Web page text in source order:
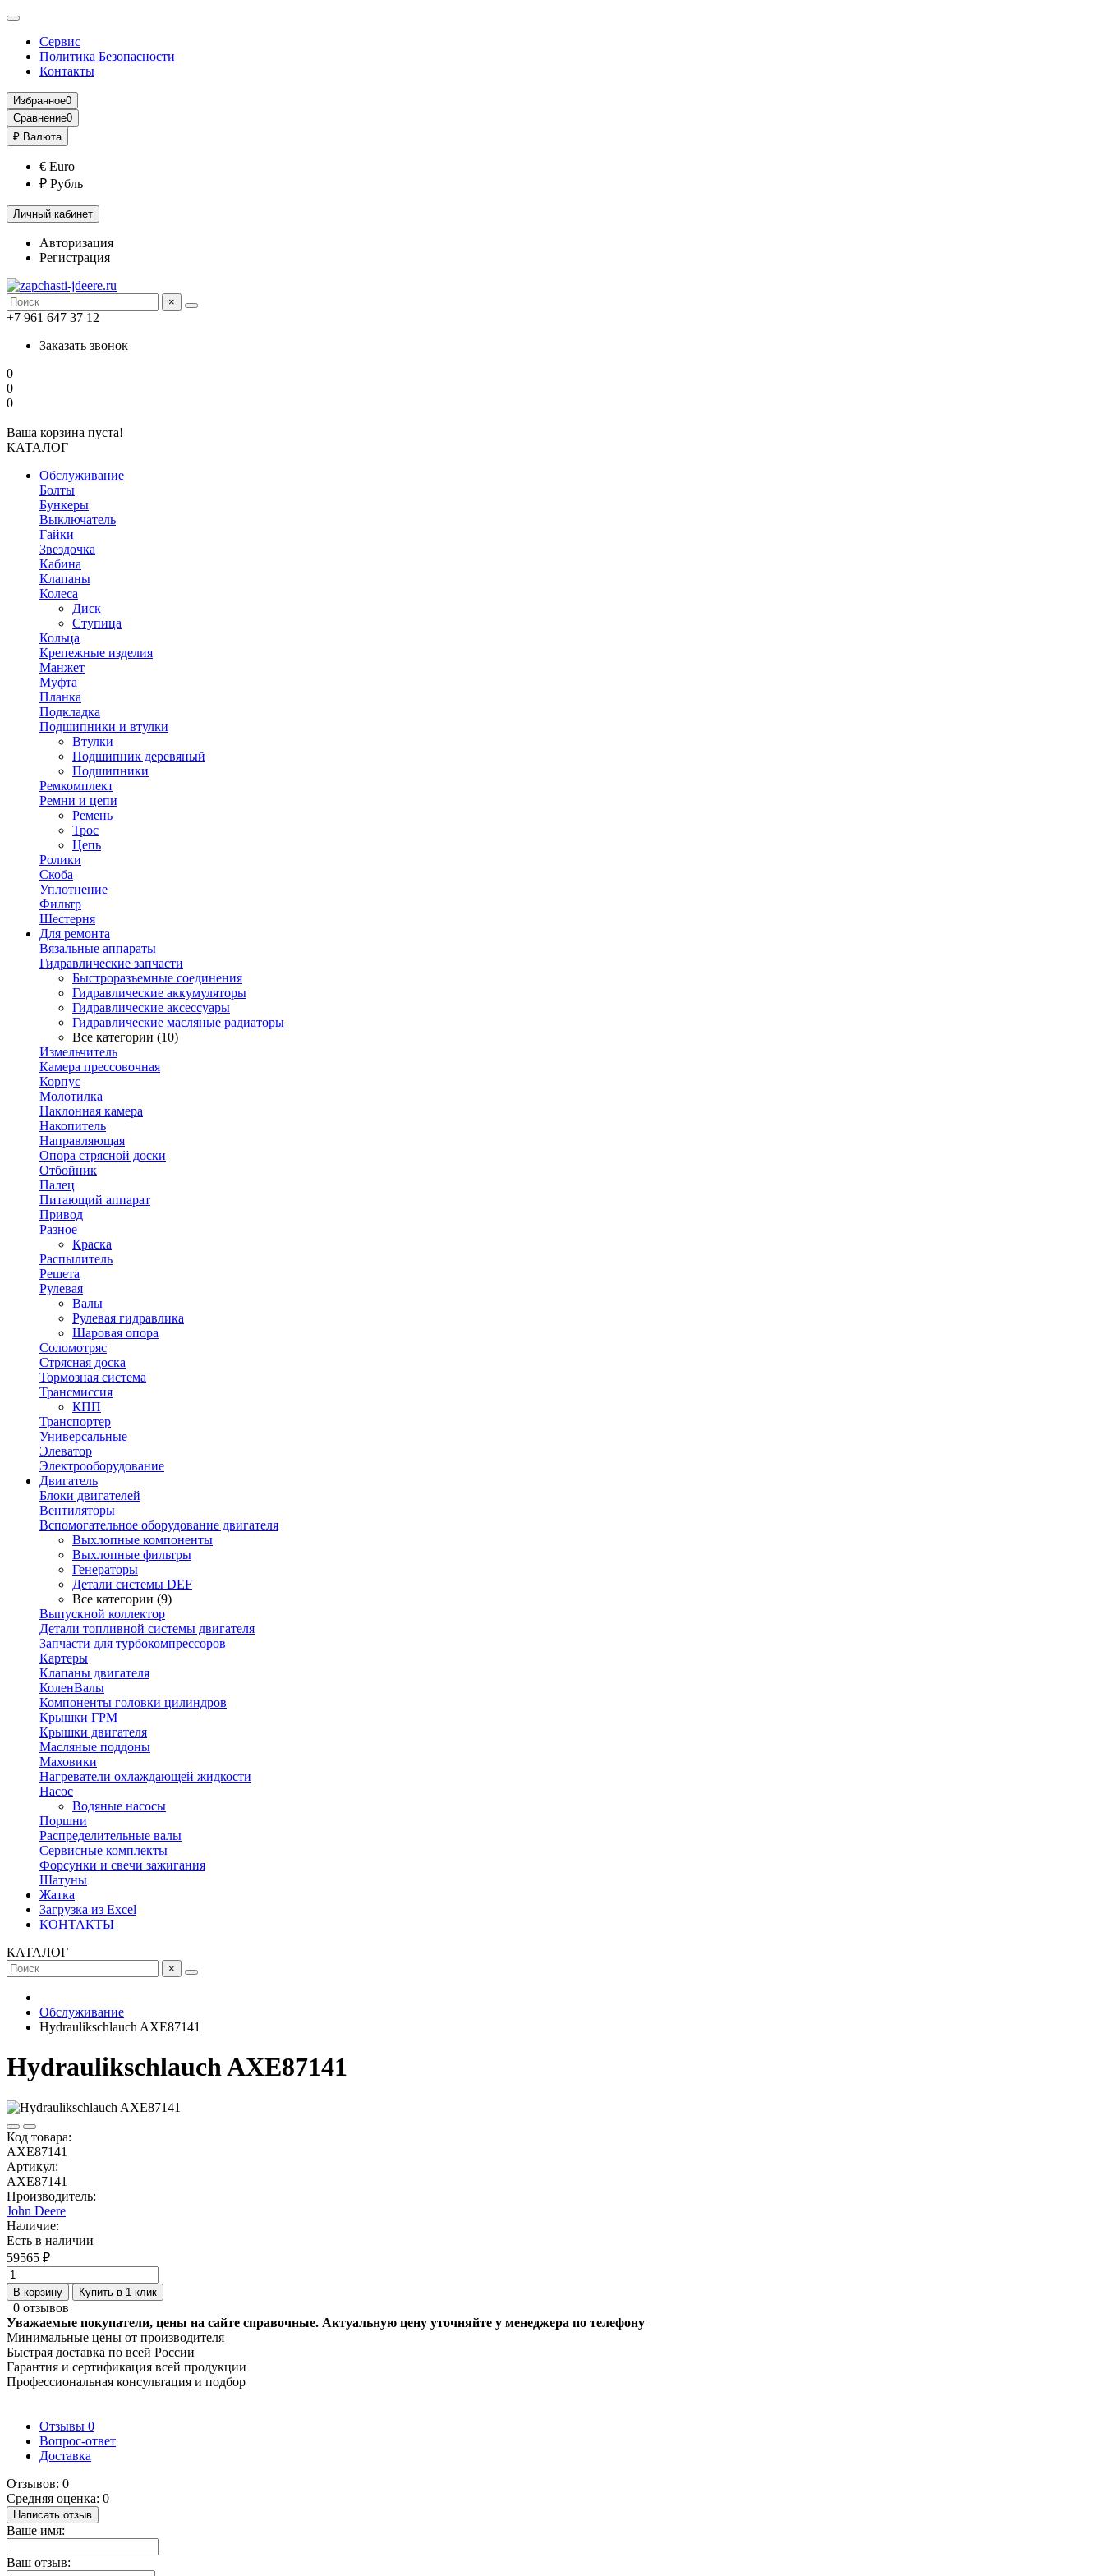
Сервис
Политика Безопасности
Контакты
Избранное0
Сравнение0
₽ Валюта
€ Euro
₽ Рубль
Личный кабинет
Авторизация
Регистрация
×
+7 961 647 37 12
Заказать звонок
0
0
0
Ваша корзина пуста!
КАТАЛОГ
Обслуживание
Болты
Бункеры
Выключатель
Гайки
Звездочка
Кабина
Клапаны
Колеса
Диск
Ступица
Кольца
Крепежные изделия
Манжет
Муфта
Планка
Подкладка
Подшипники и втулки
Втулки
Подшипник деревяный
Подшипники
Ремкомплект
Ремни и цепи
Ремень
Трос
Цепь
Ролики
Скоба
Уплотнение
Фильтр
Шестерня
Для ремонта
Вязальные аппараты
Гидравлические запчасти
Быстроразъемные соединения
Гидравлические аккумуляторы
Гидравлические аксессуары
Гидравлические масляные радиаторы
Все категории (10)
Измельчитель
Камера прессовочная
Корпус
Молотилка
Наклонная камера
Накопитель
Направляющая
Опора стрясной доски
Отбойник
Палец
Питающий аппарат
Привод
Разное
Краска
Распылитель
Решета
Рулевая
Валы
Рулевая гидравлика
Шаровая опора
Соломотряс
Стрясная доска
Тормозная система
Трансмиссия
КПП
Транспортер
Универсальные
Элеватор
Электрооборудование
Двигатель
Блоки двигателей
Вентиляторы
Вспомогательное оборудование двигателя
Выхлопные компоненты
Выхлопные фильтры
Генераторы
Детали системы DEF
Все категории (9)
Выпускной коллектор
Детали топливной системы двигателя
Запчасти для турбокомпрессоров
Картеры
Клапаны двигателя
КоленВалы
Компоненты головки цилиндров
Крышки ГРМ
Крышки двигателя
Масляные поддоны
Маховики
Нагреватели охлаждающей жидкости
Насос
Водяные насосы
Поршни
Распределительные валы
Сервисные комплекты
Форсунки и свечи зажигания
Шатуны
Жатка
Загрузка из Excel
КОНТАКТЫ
КАТАЛОГ
×
Обслуживание
Hydraulikschlauch AXE87141
Hydraulikschlauch AXE87141
Код товара:
AXE87141
Артикул:
AXE87141
Производитель:
John Deere
Наличие:
Есть в наличии
59565 ₽
В корзину Купить в 1 клик
0 отзывов
Уважаемые покупатели, цены на сайте справочные. Актуальную цену уточняйте у менеджера по телефону
Минимальные цены от производителя
Быстрая доставка по всей России
Гарантия и сертификация всей продукции
Профессиональная консультация и подбор
Отзывы 0
Вопрос-ответ
Доставка
Отзывов: 0
Средняя оценка: 0
Написать отзыв
Ваше имя:
Ваш отзыв: